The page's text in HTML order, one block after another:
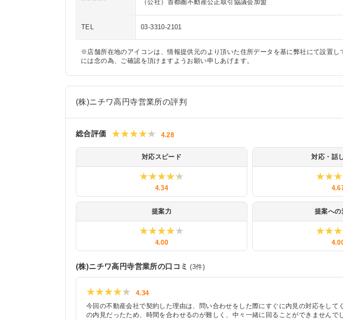
（公社）首都圏不動産公正取引協議会加盟
TEL 03-3310-2101
※店舗所在地のアイコンは、情報提供元のより頂いた住所データを基に弊社にて設置
には念の為、ご確認を頂けますようお願い申しあげます。
(株)ニチワ高円寺営業所の評判
総合評価 ★★★★★
★★★★★ 4.28
対応スピード
★★★★★
★★★★★
4.34
対応・話
提案力
★★★★★
★★★★★
4.00
提案への
(株)ニチワ高円寺営業所の口コミ (3件)
★★★★★
★★★★★ 4.34
今回の不動産会社で契約した理由は、問い合わせをした際にすぐに内見の対応をし
の内見だったため、時間を合わせるのが難しく、中々一緒に回ることができません